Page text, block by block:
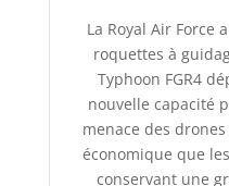
La Royal Air Force
roquettes à
Typhoon FGR4
nouvelle capacité
menace des
économique que
conservant une